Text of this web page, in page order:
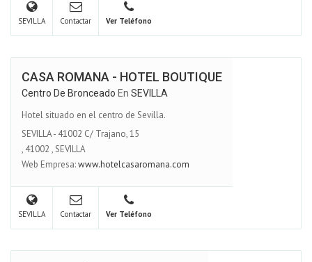
SEVILLA Contactar Ver Teléfono
CASA ROMANA - HOTEL BOUTIQUE
Centro De Bronceado En SEVILLA
Hotel situado en el centro de Sevilla.
SEVILLA - 41002 C/ Trajano, 15
, 41002 ,SEVILLA
Web Empresa:www.hotelcasaromana.com
SEVILLA Contactar Ver Teléfono